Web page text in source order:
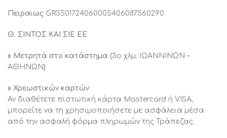
Πειραιως GR3501724060005406087560290
Θ. ΣΙΝΤΟΣ ΚΑΙ ΣΙΕ ΕΕ
» Μετρητά στο κατάστημα (3ο χλμ. ΙΩΑΝΝΙΝΩΝ –
ΑΘΗΝΩΝ)
» Χρεωστικών καρτών
Αν διαθέτετε πιστωτική κάρτα Mastercard ή VISA,
μπορείτε να τη χρησιμοποιήσετε με ασφάλεια μέσα
από την ασφαλή φόρμα πληρωμών της Τράπεζας.